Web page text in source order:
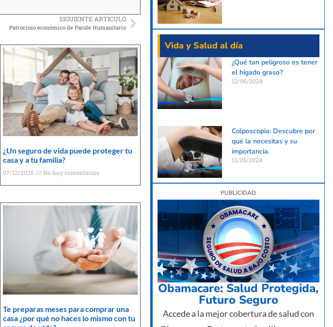
SIGUIENTE ARTÍCULO
Patrocinio económico de Parole Humanitario
¿Un seguro de vida puede proteger tu
casa y a tu familia?
07/12/2026 No hay comentarios
Te preparas meses para comprar una
casa ¿por qué no haces lo mismo con tu
Vida y Salud al día
¿Qué tan peligroso es tener
el hígado graso?
12/06/2024
Colposcopia: Descubre por
qué la necesitas y su
importancia.
12/05/2024
PUBLICIDAD
Obamacare: Salud Protegida,
Futuro Seguro
Accede a la mejor cobertura de salud con